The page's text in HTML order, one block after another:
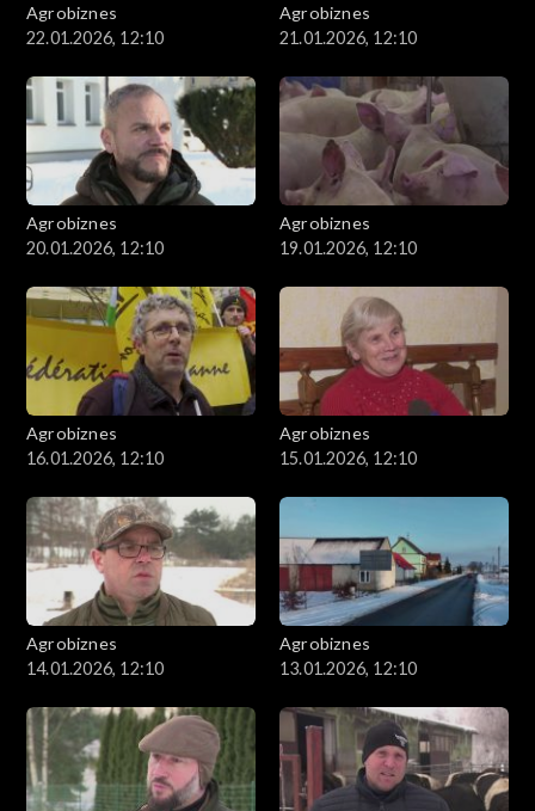
Agrobiznes
22.01.2026, 12:10
Agrobiznes
21.01.2026, 12:10
Agrobiznes
20.01.2026, 12:10
Agrobiznes
19.01.2026, 12:10
Agrobiznes
16.01.2026, 12:10
Agrobiznes
15.01.2026, 12:10
Agrobiznes
14.01.2026, 12:10
Agrobiznes
13.01.2026, 12:10